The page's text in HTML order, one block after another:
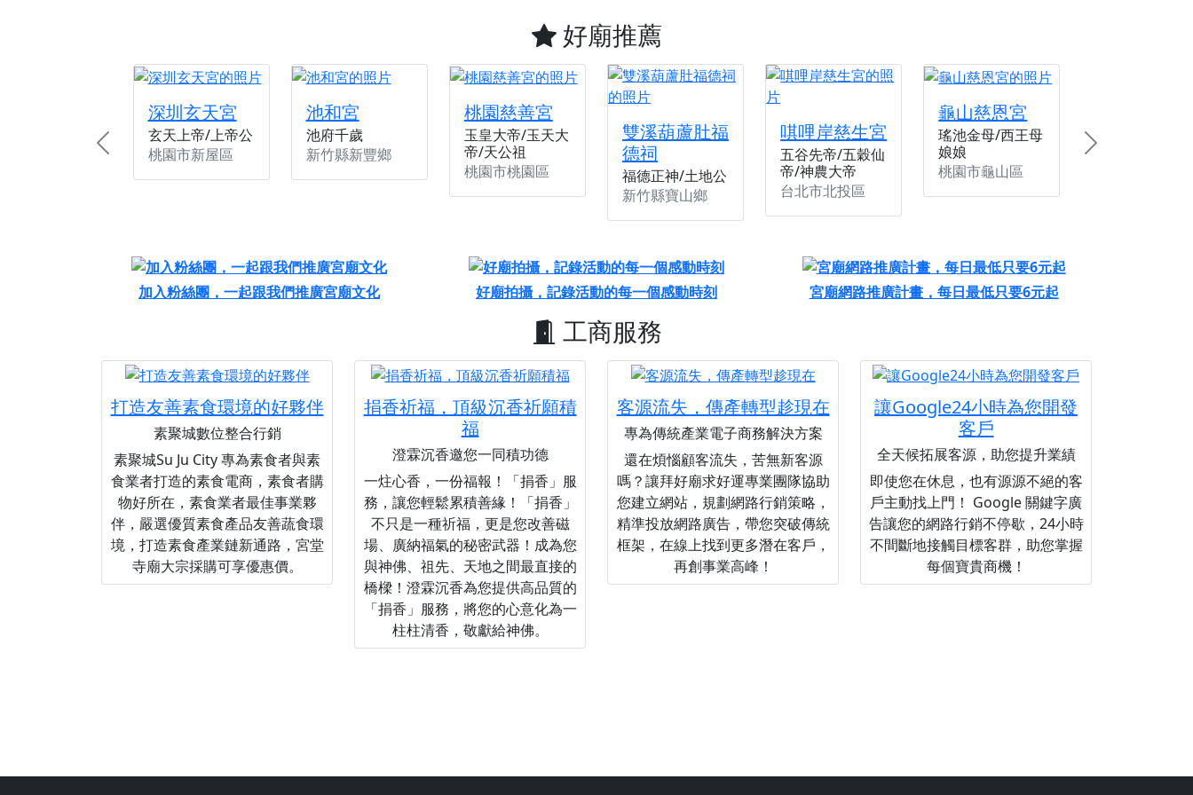
好廟推薦
深圳玄天宮
玄天上帝/上帝公
桃園市新屋區
池和宮
池府千歲
新竹縣新豐鄉
桃園慈善宮
玉皇大帝/玉天大
帝/天公祖
桃園市桃園區
雙溪葫蘆肚福
德祠
福德正神/土地公
新竹縣寶山鄉
唭哩岸慈生宮
五谷先帝/五穀仙
帝/神農大帝
台北市北投區
龜山慈恩宮
瑤池金母/西王母
娘娘
桃園市龜山區
Previous Next
加入粉絲團，一起跟我們推廣宮廟文化 好廟拍攝，記錄活動的每一個感動時刻 宮廟網路推廣計畫，每日最低只要6元起
工商服務
打造友善素食環境的好夥伴
素聚城數位整合行銷
素聚城Su Ju City 專為素食者與素
食業者打造的素食電商，素食者購
物好所在，素食業者最佳事業夥
伴，嚴選優質素食產品友善蔬食環
境，打造素食產業鏈新通路，宮堂
寺廟大宗採購可享優惠價。
捐香祈福，頂級沉香祈願積
福
澄霖沉香邀您一同積功德
一炷心香，一份福報！「捐香」服
務，讓您輕鬆累積善緣！「捐香」
不只是一種祈福，更是您改善磁
場、廣納福氣的秘密武器！成為您
與神佛、祖先、天地之間最直接的
橋樑！澄霖沉香為您提供高品質的
「捐香」服務，將您的心意化為一
柱柱清香，敬獻給神佛。
客源流失，傳產轉型趁現在
專為傳統產業電子商務解決方案
還在煩惱顧客流失，苦無新客源
嗎？讓拜好廟求好運專業團隊協助
您建立網站，規劃網路行銷策略，
精準投放網路廣告，帶您突破傳統
框架，在線上找到更多潛在客戶，
再創事業高峰！
讓Google24小時為您開發
客戶
全天候拓展客源，助您提升業績
即使您在休息，也有源源不絕的客
戶主動找上門！ Google 關鍵字廣
告讓您的網路行銷不停歇，24小時
不間斷地接觸目標客群，助您掌握
每個寶貴商機！